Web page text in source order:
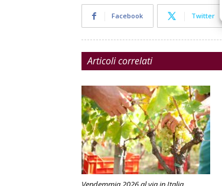
Facebook Twitter
Articoli correlati